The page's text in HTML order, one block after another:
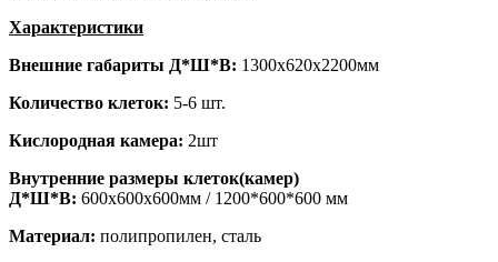
Характеристики
Внешние габариты Д*Ш*В: 1300х620х2200мм
Количество клеток: 5-6 шт.
Кислородная камера: 2шт
Внутренние размеры клеток(камер)
Д*Ш*В: 600х600х600мм / 1200*600*600 мм
Материал: полипропилен, сталь